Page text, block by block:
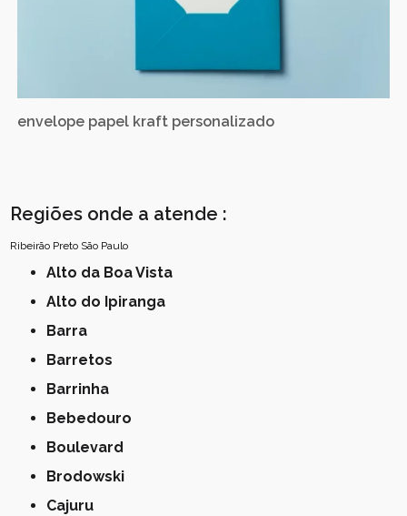
envelope papel kraft personalizado
Regiões onde a atende :
Ribeirão Preto São Paulo
Alto da Boa Vista
Alto do Ipiranga
Barra
Barretos
Barrinha
Bebedouro
Boulevard
Brodowski
Cajuru